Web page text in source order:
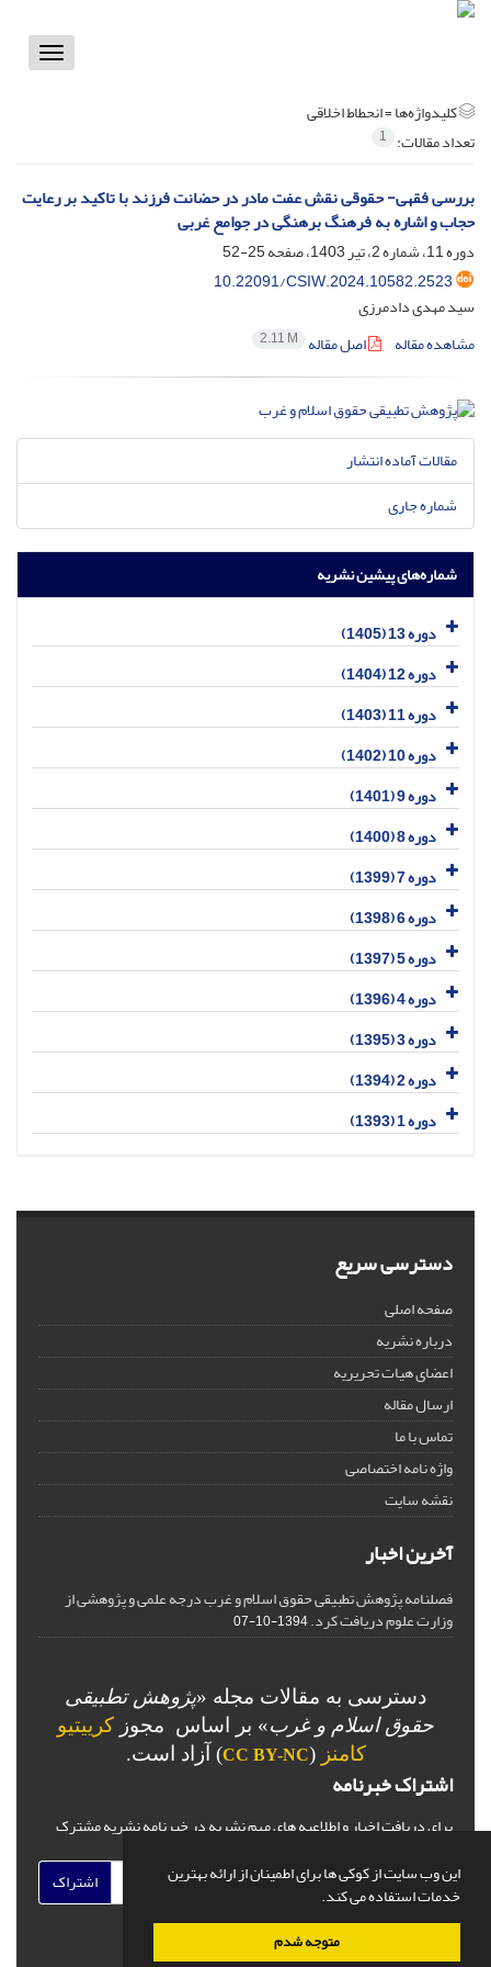
این وب سایت از کوکی ها برای اطمینان از ارائه بهترین
خدمات استفاده می کند.
متوجه شدم
Toggle
کلیدواژه‌ها =انحطاط اخلاقی
تعداد مقالات: 1
بررسی فقهی- حقوقی نقش عفت مادر در حضانت فرزند با تاکید بر رعایت
حجاب و اشاره به فرهنگ برهنگی در جوامع غربی
دوره 11، شماره 2، تیر 1403، صفحه
25-52
10.22091/CSIW.2024.10582.2523
سید مهدی دادمرزی
مشاهده مقاله
اصل مقاله 2.11 M
مقالات آماده انتشار
شماره جاری
شماره‌های پیشین نشریه
دوره 13 (1405)
دوره 12 (1404)
دوره 11 (1403)
دوره 10 (1402)
دوره 9 (1401)
دوره 8 (1400)
دوره 7 (1399)
دوره 6 (1398)
دوره 5 (1397)
دوره 4 (1396)
دوره 3 (1395)
دوره 2 (1394)
دوره 1 (1393)
دسترسی سریع
صفحه اصلی
درباره نشریه
اعضای هیات تحریریه
ارسال مقاله
تماس با ما
واژه نامه اختصاصی
نقشه سایت
آخرین اخبار
فصلنامه پژوهش تطبیقی حقوق اسلام و غرب درجه علمی و پژوهشی از
وزارت علوم دریافت کرد.1394-10-07
دسترسی به مقالات مجله «پژوهش تطبیقی
حقوق اسلام و غرب» بر اساس مجوز کرییتیو
کامنز (
CC BY-NC) آزاد است.
اشتراک خبرنامه
برای دریافت اخبار و اطلاعیه های مهم نشریه در خبرنامه نشریه مشترک
اشتراک